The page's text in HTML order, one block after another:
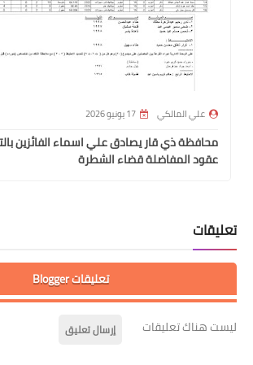
علي المالكي 17 يونيو 2026
محافظة ذي قار يصادق علي اسماء الفائزين
عقود المفاضلة قضاء الشطرة
تعليقات
تعليقات Blogger
ليست هناك تعليقات إرسال تعليق